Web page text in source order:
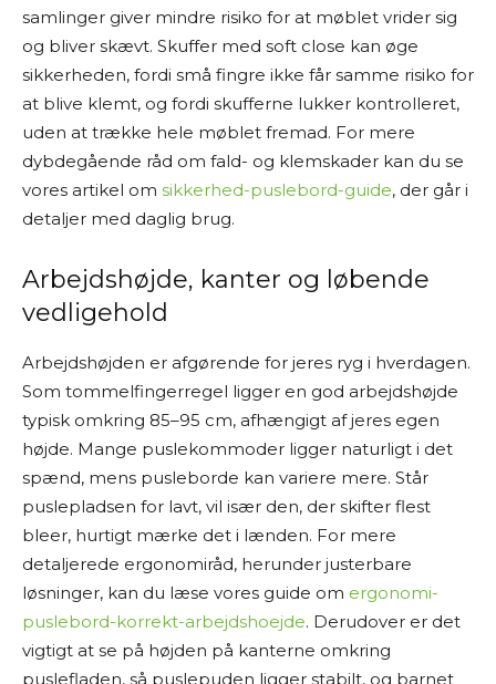
samlinger giver mindre risiko for at møblet vrider sig
og bliver skævt. Skuffer med soft close kan øge
sikkerheden, fordi små fingre ikke får samme risiko for
at blive klemt, og fordi skufferne lukker kontrolleret,
uden at trække hele møblet fremad. For mere
dybdegående råd om fald- og klemskader kan du se
vores artikel om sikkerhed-puslebord-guide, der går i
detaljer med daglig brug.
Arbejdshøjde, kanter og løbende
vedligehold
Arbejdshøjden er afgørende for jeres ryg i hverdagen.
Som tommelfingerregel ligger en god arbejdshøjde
typisk omkring 85–95 cm, afhængigt af jeres egen
højde. Mange puslekommoder ligger naturligt i det
spænd, mens pusleborde kan variere mere. Står
puslepladsen for lavt, vil især den, der skifter flest
bleer, hurtigt mærke det i lænden. For mere
detaljerede ergonomiråd, herunder justerbare
løsninger, kan du læse vores guide om ergonomi-
puslebord-korrekt-arbejdshoejde. Derudover er det
vigtigt at se på højden på kanterne omkring
puslefladen, så puslepuden ligger stabilt, og barnet